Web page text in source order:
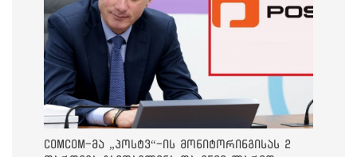
ComCom-მა „პოსტვ“-ის მონიტორინგისას 2